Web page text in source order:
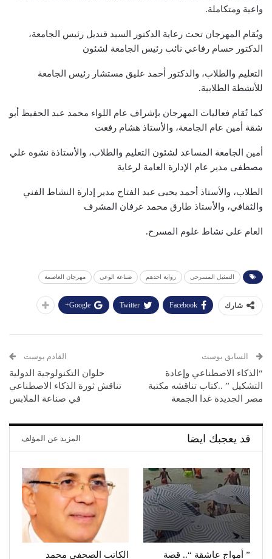
واعية ومتكاملة.
ويُقام المهرجان تحت رعاية الدكتور السيد قنديل رئيس الجامعة،
الدكتور حسام رفاعي نائب رئيس الجامعة لشئون
التعليم والطلاب، والدكتور أحمد عليق مستشار رئيس الجامعة
للأنشطة الطلابية.
كما تُقام فعاليات المهرجان بإشراف عام اللواء محمد عبد الحفيظ أبو
شقة أمين عام الجامعة، والأستاذ هشام رفعت
أمين الجامعة المساعد لشئون التعليم والطلاب، والأستاذة نشوه علي
مصطفى مدير عام الإدارة العامة لرعاية
الطلاب، والأستاذ أحمد يحيى عبد الفتاح مدير إدارة النشاط الفني
والثقافي، والأستاذ طارق محمد عرفان المشرف
العام على نشاط علوم المسرح.
التمثيل المسرحي رواية احدهم صناعة الوعي مهرجان العاصمة
شارك Facebook
Twitter
Google+
السابق بوست
“الذكاء الاصطناعي وإعادة
التشكيل ” ..كتاب تناقشه مكتبة
مصر الجديدة غدا الجمعة
القادم بوست
حلوان التكنولوجية الدولية
تناقش ثورة الذكاء الاصطناعي
في صناعة الملابس
قد يعجبك ايضا المزيد عن المؤلف
” أمواج عاشقة “.. قصة
الكاتب الصحفي محمد